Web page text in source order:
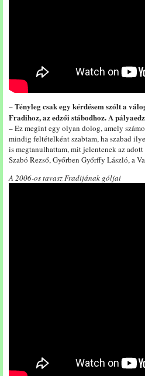
– Tényleg csak egy kérdésem szólt a
Fradihoz, az edzői stábodhoz. A
– Ez megint egy olyan dolog, amely
mindig feltételként szabtam, ha szabad
is megtanulhattam, mit jelentenek az
Szabó Rezső, Győrben Győrffy László, a
A 2006-os tavasz Fradijának góljai